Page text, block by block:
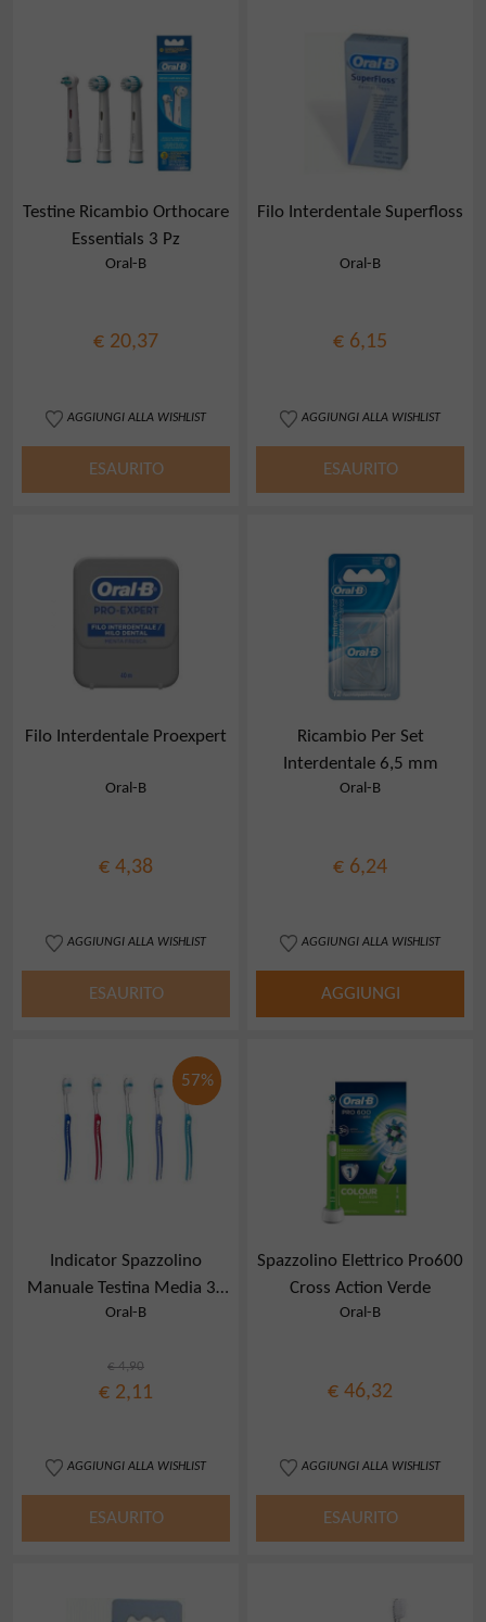
Testine Ricambio Orthocare
Essentials 3 Pz
Oral-B
€ 20,37
AGGIUNGI ALLA WISHLIST
ESAURITO
Filo Interdentale Superfloss
Oral-B
€ 6,15
AGGIUNGI ALLA WISHLIST
ESAURITO
Filo Interdentale Proexpert
Oral-B
€ 4,38
AGGIUNGI ALLA WISHLIST
ESAURITO
Ricambio Per Set
Interdentale 6,5 mm
Oral-B
€ 6,24
AGGIUNGI ALLA WISHLIST
AGGIUNGI
57%
Indicator Spazzolino
Manuale Testina Media 35
Mm
Oral-B
€ 4,90
€ 2,11
AGGIUNGI ALLA WISHLIST
ESAURITO
Spazzolino Elettrico Pro600
Cross Action Verde
Oral-B
€ 46,32
AGGIUNGI ALLA WISHLIST
ESAURITO